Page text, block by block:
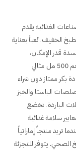
من الروضة للصناعات الغذائية يقدم
الخفيف. يُعبأ بعناية
قدر الإمكان،
للحفاظ على رائحته الفاكهية ولونه الذهبي المميز. حجم 500 مل مثالي
بكر ممتاز دون شراء
الباستا والخبز
الباردة. تخضع
سلامة غذائية
زيتون سيريانا بكر ممتاز 500 مل عندما تريد منتجاً إماراتياً
الصحي. يتوفر للتجزئة